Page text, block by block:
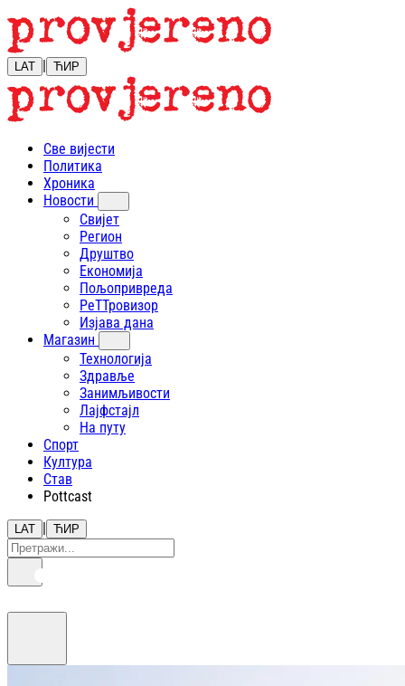
LAT | ЋИР
Све вијести
Политика
Хроника
Новости
Свијет
Регион
Друштво
Економија
Пољопривреда
РеТТровизор
Изјава дана
Магазин
Технологија
Здравље
Занимљивости
Лајфстajл
На путу
Спорт
Култура
Став
Pottcast
LAT | ЋИР